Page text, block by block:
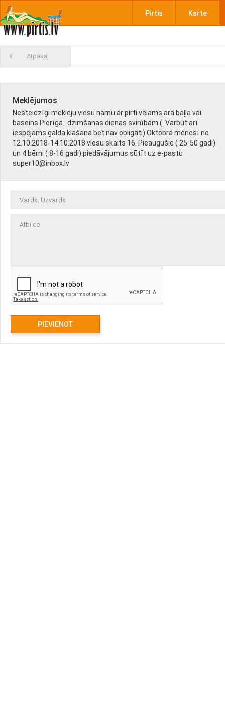
Pirtis Karte
Atpakaļ
Meklējumos
Nesteidzīgi meklēju viesu namu ar pirti vēlams ārā baļļa vai
baseins.Pierīgā.. dzimšanas dienas svinībām (. Varbūt arī
iespējams galda klāšana bet nav obligāti) Oktobra mēnesī no
12.10.2018-14.10.2018 viesu skaits 16. Pieaugušie ( 25-50 gadi)
un 4 bērni ( 8-16 gadi).piedāvājumus sūtīt uz e-pastu
super10@inbox.lv